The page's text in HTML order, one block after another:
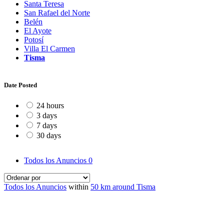
Santa Teresa
San Rafael del Norte
Belén
El Ayote
Potosí
Villa El Carmen
Tisma
Date Posted
24 hours
3 days
7 days
30 days
Todos los Anuncios 0
Todos los Anuncios within 50 km around Tisma